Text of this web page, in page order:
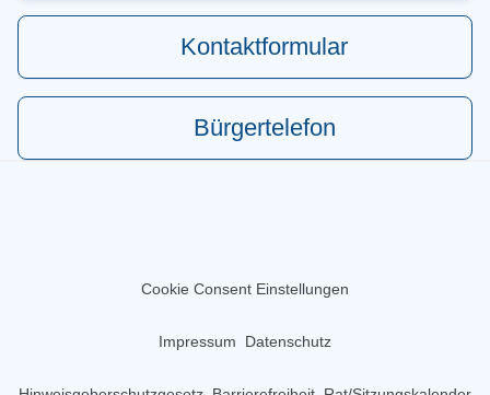
Kontaktformular
Bürgertelefon
Cookie Consent Einstellungen
Impressum Datenschutz